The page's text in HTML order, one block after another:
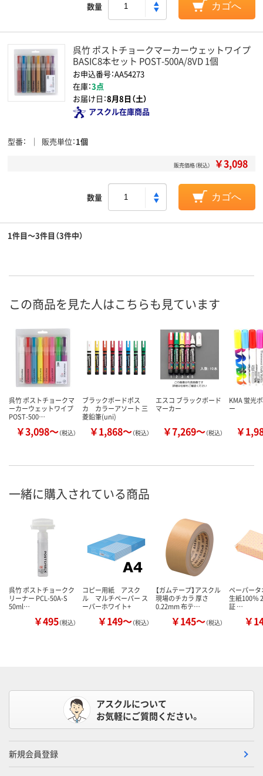
数量 カゴへ
呉竹 ポストチョークマーカーウェットワイプ
BASIC8本セット POST-500A/8VD 1個
お申込番号：AA54273
在庫：3点
お届け日：8月8日（土）
アスクル在庫商品
型番 販売単位 1個
販売価格（税込） ￥3,098
数量 カゴへ
1件目～3件目（3件中）
この商品を見た人はこちらも見ています
呉竹 ポストチョークマ
ーカーウェットワイプ
POST-500…
￥3,098～（税込）
ブラックボードポス
カ カラーアソート 三
菱鉛筆(uni)
￥1,868～（税込）
エスコ ブラックボード
マーカー
￥7,269～（税込）
KMA 蛍光
ー
￥
一緒に購入されている商品
呉竹 ポストチョークク
リーナー PCL-50A-S
50ml…
￥495（税込）
コピー用紙 アスク
ル マルチペーパー ス
ーパーホワイト+
￥149～（税込）
【ガムテープ】アスクル
現場のチカラ 厚さ
0.22mm 布テ…
￥145～（税込）
ペーパータ
生紙100％
証 …
￥
アスクルについて
お気軽にご質問ください。
新規会員登録